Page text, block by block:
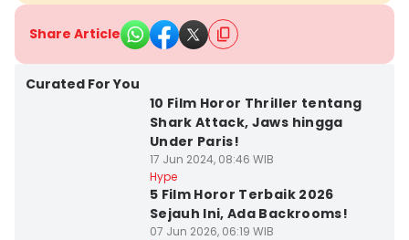
Share Article
Curated For You
10 Film Horor Thriller tentang
Shark Attack, Jaws hingga
Under Paris!
17 Jun 2024, 08:46 WIB
Hype
5 Film Horor Terbaik 2026
Sejauh Ini, Ada Backrooms!
07 Jun 2026, 06:19 WIB